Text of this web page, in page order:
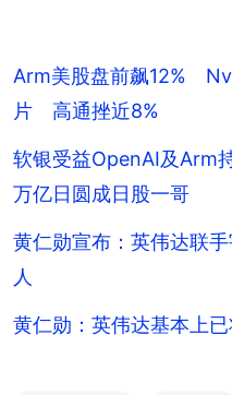
Arm美股盘前飙12%
片 高通挫近8%
软银受益OpenAI及
万亿日圆成日股一哥
黄仁勋宣布：英伟达联
人
黄仁勋：英伟达基本上